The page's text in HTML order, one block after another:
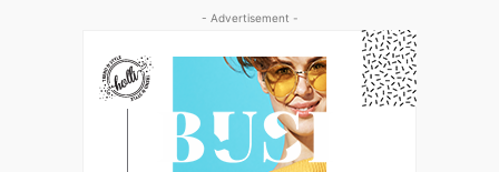
- Advertisement -